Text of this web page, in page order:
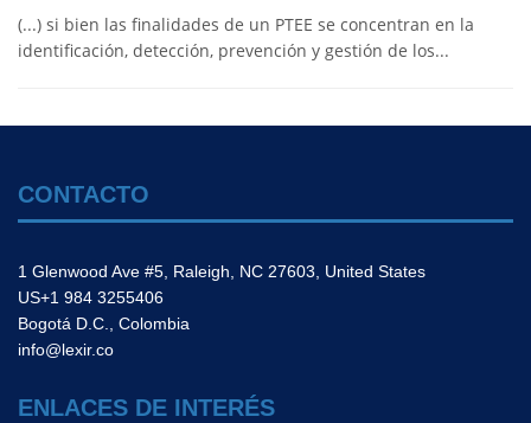
(...) si bien las finalidades de un PTEE se concentran en la
identificación, detección, prevención y gestión de los...
CONTACTO
1 Glenwood Ave #5, Raleigh, NC 27603, United States
US+1 984 3255406
Bogotá D.C., Colombia
info@lexir.co
ENLACES DE INTERÉS